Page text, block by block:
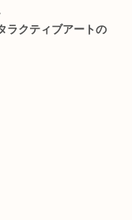
ルブレイク→中退→病
グラミング独学&リ
株式会社(SES)→
→日本科学未来館(テ
ュティ運営→大学で
ジスト→今に至る